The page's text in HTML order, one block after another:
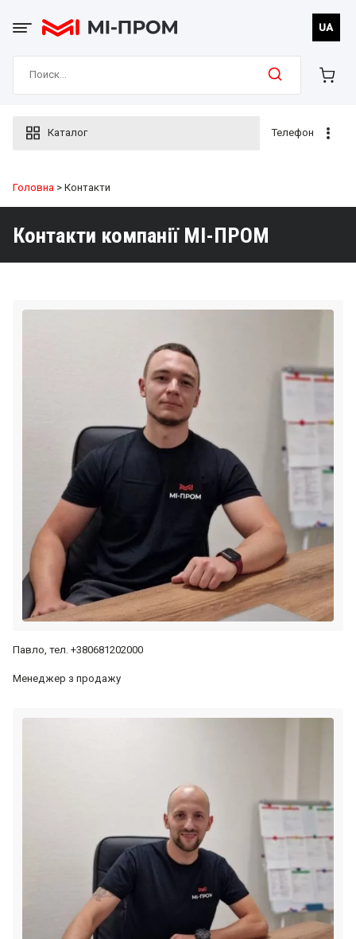
content
UA
Каталог Телефон
Головна > Контакти
Контакти компанії МІ-ПРОМ
Павло, тел. +380681202000
Менеджер з продажу